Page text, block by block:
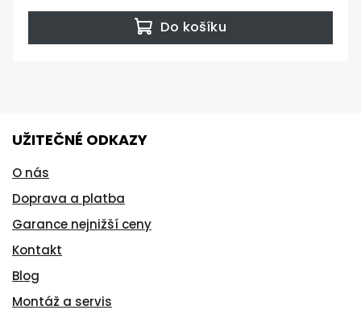
Do košíku
UŽITEČNÉ ODKAZY
O nás
Doprava a platba
Garance nejnižší ceny
Kontakt
Blog
Montáž a servis